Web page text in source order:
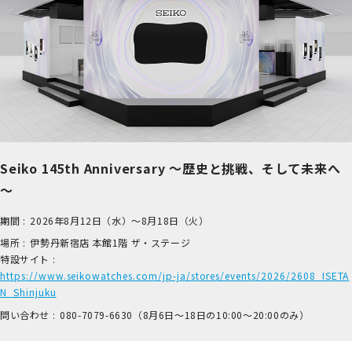
Seiko 145th Anniversary ～歴史と挑戦、そして未来へ
～
期間 : 2026年8月12日（水）～8月18日（火）
場所 : 伊​勢丹新宿店 本​館1階 ザ​・ステージ
特設サイト :
https://www.seikowatches.com/jp-ja/stores/events/2026/2608_ISETA
N_Shinjuku
問い合わせ : 0​80-7​079-6​630（8月6日～18日の1​0:00～2​0:00のみ）